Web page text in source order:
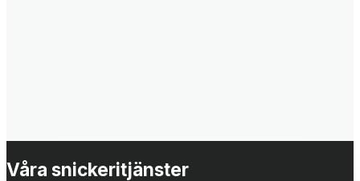
Våra snickeritjänster